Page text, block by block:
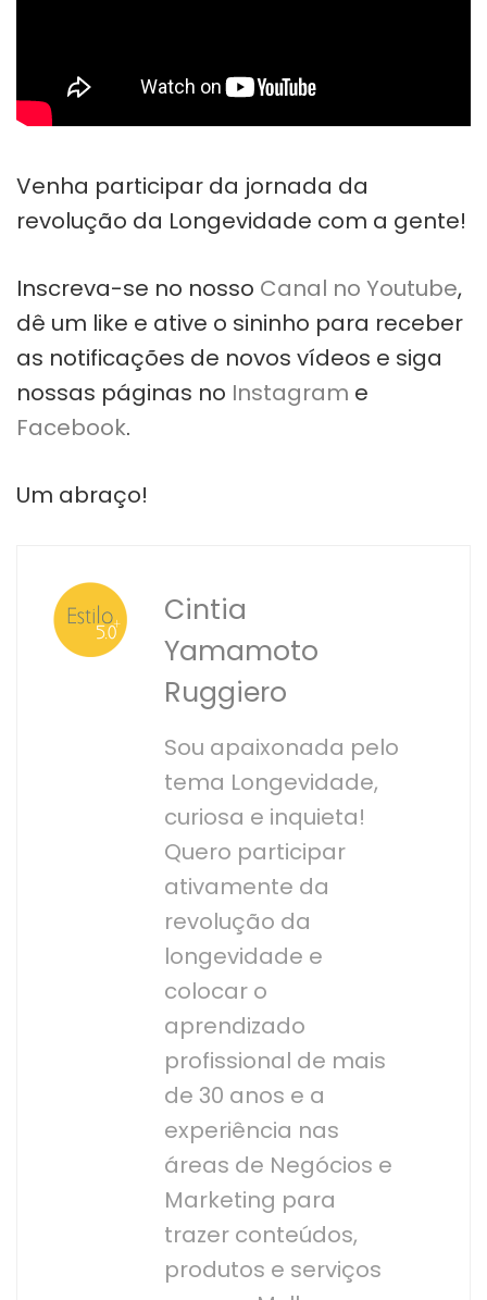
Venha participar da jornada da
revolução da Longevidade com a gente!
Inscreva-se no nosso Canal no Youtube,
dê um like e ative o sininho para receber
as notificações de novos vídeos e siga
nossas páginas no Instagram e
Facebook.
Um abraço!
Cintia
Yamamoto
Ruggiero
Sou apaixonada pelo
tema Longevidade,
curiosa e inquieta!
Quero participar
ativamente da
revolução da
longevidade e
colocar o
aprendizado
profissional de mais
de 30 anos e a
experiência nas
áreas de Negócios e
Marketing para
trazer conteúdos,
produtos e serviços